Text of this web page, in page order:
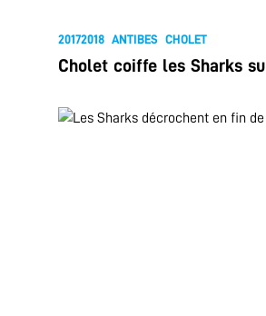
20172018 ANTIBES CHOLET
Cholet coiffe les Sharks